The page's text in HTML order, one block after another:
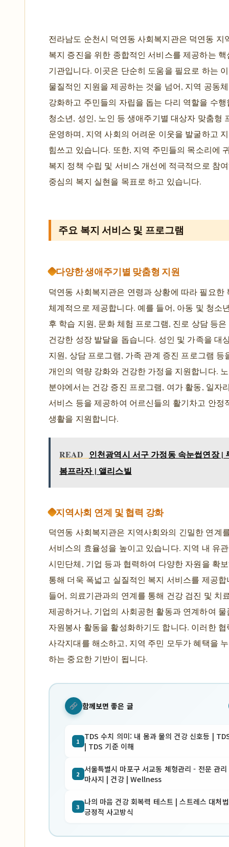
전라남도 순천시 덕연동 사회복지관은 덕연동 지
복지 증진을 위한 종합적인 서비스를 제공하는 핵
기관입니다. 이곳은 단순히 도움을 필요로 하는
물질적인 지원을 제공하는 것을 넘어, 지역 공동
강화하고 주민들의 자립을 돕는 다리 역할을 수
청소년, 성인, 노인 등 생애주기별 대상자 맞춤형
운영하며, 지역 사회의 어려운 이웃을 발굴하고
힘쓰고 있습니다. 또한, 지역 주민들의 목소리에
복지 정책 수립 및 서비스 개선에 적극적으로 참
중심의 복지 실현을 목표로 하고 있습니다.
주요 복지 서비스 및 프로그램
다양한 생애주기별 맞춤형 지원
덕연동 사회복지관은 연령과 상황에 따라 필요한
체계적으로 제공합니다. 예를 들어, 아동 및 청소
후 학습 지원, 문화 체험 프로그램, 진로 상담 등
건강한 성장 발달을 돕습니다. 성인 및 가족을 대
지원, 상담 프로그램, 가족 관계 증진 프로그램 등
개인의 역량 강화와 건강한 가정을 지원합니다.
분야에서는 건강 증진 프로그램, 여가 활동, 일자
서비스 등을 제공하여 어르신들의 활기차고 안정
생활을 지원합니다.
READ 인천광역시 서구 가정동 속눈썹연장 |
봄프라자 | 앨리스빌
지역사회 연계 및 협력 강화
덕연동 사회복지관은 지역사회와의 긴밀한 연계
서비스의 효율성을 높이고 있습니다. 지역 내 유
시민단체, 기업 등과 협력하여 다양한 자원을 확
통해 더욱 폭넓고 실질적인 복지 서비스를 제공
들어, 의료기관과의 연계를 통해 건강 검진 및 치
제공하거나, 기업의 사회공헌 활동과 연계하여 물
자원봉사 활동을 활성화하기도 합니다. 이러한
사각지대를 해소하고, 지역 주민 모두가 혜택을
하는 중요한 기반이 됩니다.
함께보면 좋은 글
1 TDS 수치 의미: 내 몸과 물의 건강 신호등 |
| TDS 기준 이해
2 서울특별시 마포구 서교동 체형관리 - 전문 관
마사지 | 건강 | Wellness
3 나의 마음 건강 회복력 테스트 | 스트레스 대처
긍정적 사고방식